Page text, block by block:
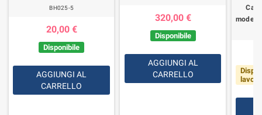
BH025-5
20,00 €
Disponibile
AGGIUNGI AL
CARRELLO
320,00 €
Disponibile
AGGIUNGI AL
CARRELLO
modelli